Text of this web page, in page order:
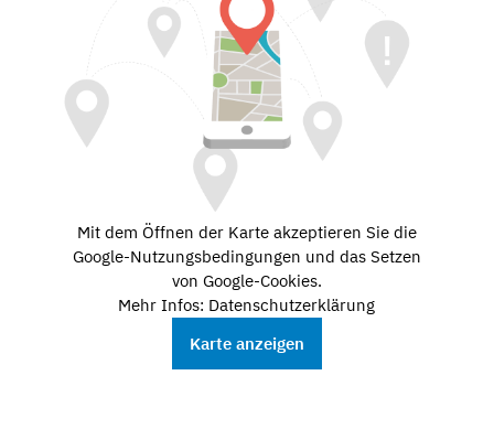
Mit dem Öffnen der Karte akzeptieren Sie die
Google-Nutzungsbedingungen und das Setzen
von Google-Cookies.
Mehr Infos: Datenschutzerklärung
Karte anzeigen